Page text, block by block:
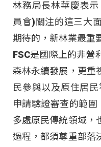
林務局長林華慶表
員會)關注的這三大
期待的，新林業最重
FSC是國際上的非營
森林永續發展，更重
民參與以及原住居
申請驗證審查的範
多處原民傳統領域，
過程，都須尊重部落